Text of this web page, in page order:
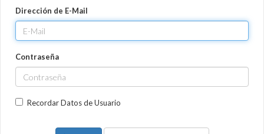
Dirección de E-Mail
Contraseña
Recordar Datos de Usuario